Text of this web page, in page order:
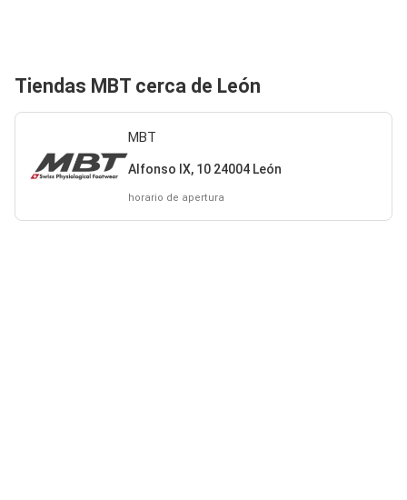
Tiendas MBT cerca de León
MBT
Alfonso IX, 10 24004 León
horario de apertura